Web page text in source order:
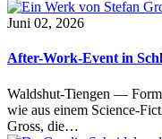
Juni 02, 2026
After-Work-Event in
Waldshut-Tiengen —
wie aus einem Science-
Gross, die…